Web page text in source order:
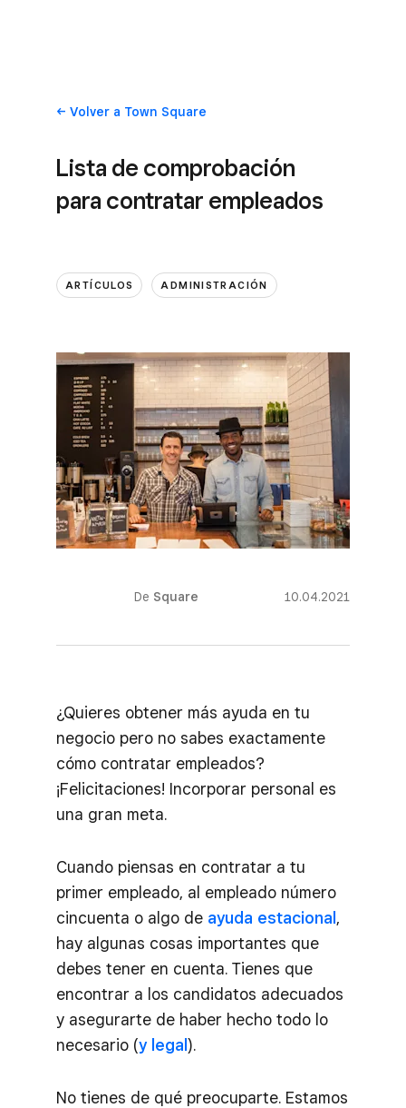
Volvera Town Square
Lista de comprobación
para contratar empleados
ARTÍCULOS ADMINISTRACIÓN
De Square 10.04.2021
¿Quieres obtener más ayuda en tu
negocio pero no sabes exactamente
cómo contratar empleados?
¡Felicitaciones! Incorporar personal es
una gran meta.
Cuando piensas en contratar a tu
primer empleado, al empleado número
cincuenta o algo de ayuda estacional,
hay algunas cosas importantes que
debes tener en cuenta. Tienes que
encontrar a los candidatos adecuados
y asegurarte de haber hecho todo lo
necesario (y legal).
No tienes de qué preocuparte. Estamos